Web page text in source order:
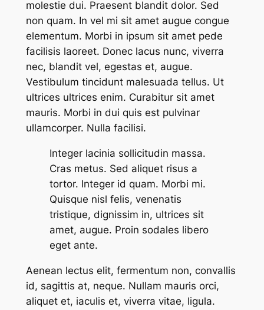
molestie dui. Praesent blandit dolor. Sed
non quam. In vel mi sit amet augue congue
elementum. Morbi in ipsum sit amet pede
facilisis laoreet. Donec lacus nunc, viverra
nec, blandit vel, egestas et, augue.
Vestibulum tincidunt malesuada tellus. Ut
ultrices ultrices enim. Curabitur sit amet
mauris. Morbi in dui quis est pulvinar
ullamcorper. Nulla facilisi.
Integer lacinia sollicitudin massa.
Cras metus. Sed aliquet risus a
tortor. Integer id quam. Morbi mi.
Quisque nisl felis, venenatis
tristique, dignissim in, ultrices sit
amet, augue. Proin sodales libero
eget ante.
Aenean lectus elit, fermentum non, convallis
id, sagittis at, neque. Nullam mauris orci,
aliquet et, iaculis et, viverra vitae, ligula.